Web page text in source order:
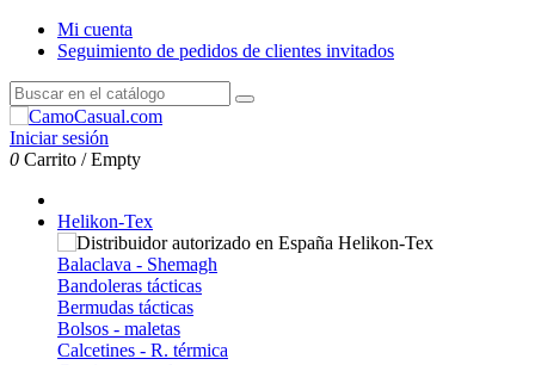
Mi cuenta
Seguimiento de pedidos de clientes invitados
Iniciar sesión
0 Carrito /Empty
Helikon-Tex
Balaclava - Shemagh
Bandoleras tácticas
Bermudas tácticas
Bolsos - maletas
Calcetines - R. térmica